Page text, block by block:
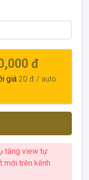
đ
giá 20 đ / auto
tăng view tự
mới trên kênh